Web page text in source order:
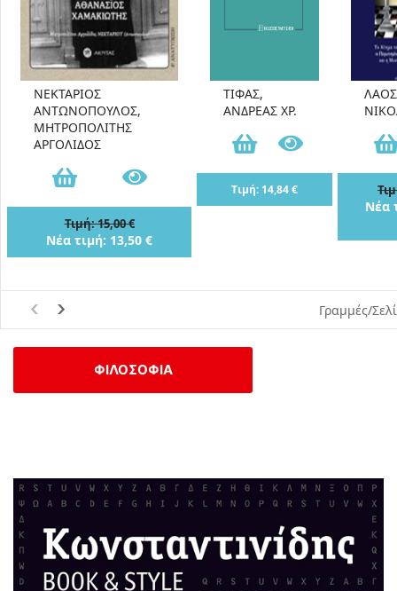
ΦΙΛΟΣΟΦΙΑ
ΝΕΚΤΑΡΙΟΣ
ΑΝΤΩΝΟΠΟΥΛΟΣ,
ΜΗΤΡΟΠΟΛΙΤΗΣ
ΑΡΓΟΛΙΔΟΣ
Τιμή: 15,00 €
Νέα τιμή: 13,50 €
ΤΙΦΑΣ,
ΑΝΔΡΕΑΣ ΧΡ.
Τιμή: 14,84 €
Νέα
Γραμμές/